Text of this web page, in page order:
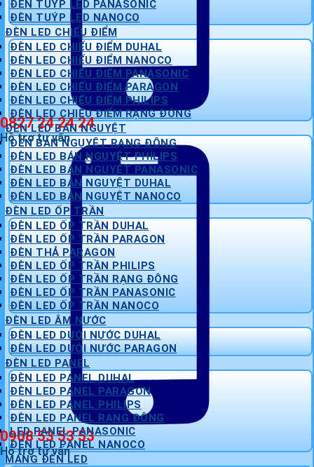
0827 24 24 24
Hỗ trợ tư vấn
0908 53 53 53
Hỗ trợ tư vấn
ĐÈN TUÝP LED PANASONIC
ĐÈN TUÝP LED NANOCO
ĐÈN LED CHIẾU ĐIỂM
ĐÈN LED CHIẾU ĐIỂM DUHAL
ĐÈN LED CHIẾU ĐIỂM NANOCO
ĐÈN LED CHIẾU ĐIỂM PANASONIC
ĐÈN LED CHIẾU ĐIỂM PARAGON
ĐÈN LED CHIẾU ĐIỂM PHILIPS
ĐÈN LED CHIẾU ĐIỂM RẠNG ĐÔNG
ĐÈN LED BÁN NGUYỆT
ĐÈN BÁN NGUYỆT RẠNG ĐÔNG
ĐÈN LED BÁN NGUYỆT PHILIPS
ĐÈN LED BÁN NGUYỆT PANASONIC
ĐÈN LED BÁN NGUYỆT DUHAL
ĐÈN LED BÁN NGUYỆT NANOCO
ĐÈN LED ỐP TRẦN
ĐÈN LED ỐP TRẦN DUHAL
ĐÈN LED ỐP TRẦN PARAGON
ĐÈN THẢ PARAGON
ĐÈN LED ỐP TRẦN PHILIPS
ĐÈN LED ỐP TRẦN RẠNG ĐÔNG
ĐÈN LED ỐP TRẦN PANASONIC
ĐÈN LED ỐP TRẦN NANOCO
ĐÈN LED ÂM NƯỚC
ĐÈN LED DƯỚI NƯỚC DUHAL
ĐÈN LED DƯỚI NƯỚC PARAGON
ĐÈN LED PANEL
ĐÈN LED PANEL DUHAL
ĐÈN LED PANEL PARAGON
ĐÈN LED PANEL PHILIPS
ĐÈN LED PANEL RẠNG ĐÔNG
LED PANEL PANASONIC
ĐÈN LED PANEL NANOCO
MÁNG ĐÈN LED